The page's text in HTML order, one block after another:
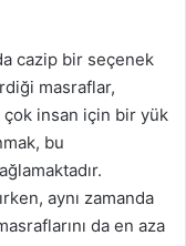
cazip bir seçenek
masraflar,
çok insan için bir yük
bu
aynı zamanda
da en aza